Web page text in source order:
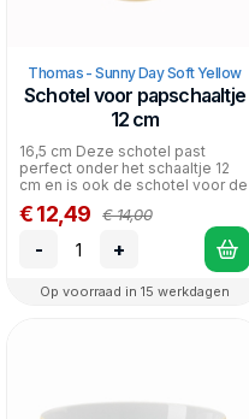
Thomas - Sunny Day Soft Yellow
Schotel voor papschaaltje
12 cm
16,5 cm Deze schotel past
perfect onder het schaaltje 12
cm en is ook de schotel voor de
cappuccino...
€ 12,49 € 14,00
- +
Op voorraad in 15 werkdagen